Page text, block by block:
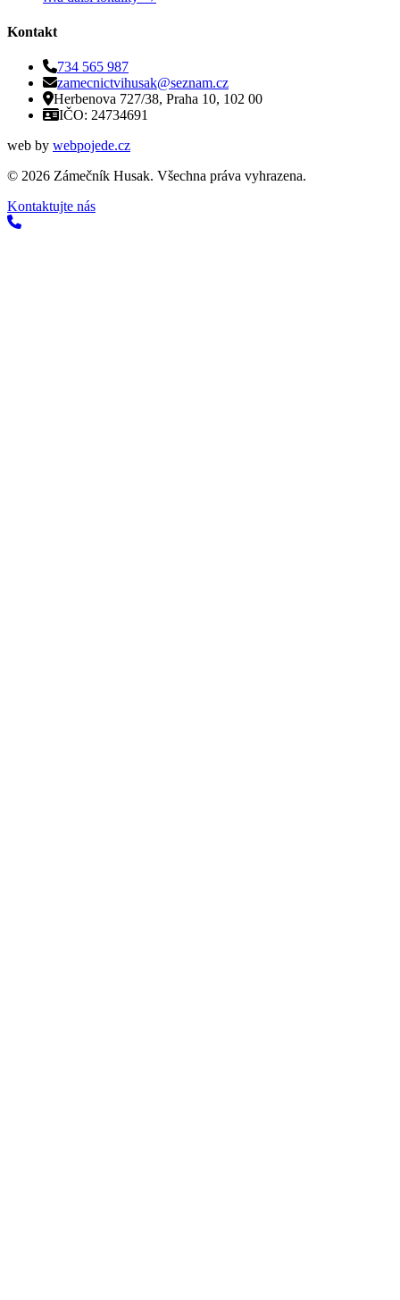
Kontakt
734 565 987
zamecnictvihusak@seznam.cz
Herbenova 727/38, Praha 10, 102 00
IČO: 24734691
web by webpojede.cz
© 2026 Zámečník Husak. Všechna práva vyhrazena.
Kontaktujte nás